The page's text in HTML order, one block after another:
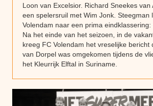
Loon van Excelsior. Richard Sneekes van
een spelersruil met Wim Jonk. Steegman
Volendam naar een prima eindklassering:
Na het einde van het seizoen, in de
kreeg FC Volendam het vreselijke bericht
van Dorpel was omgekomen tijdens de
het Kleurrijk Elftal in Suriname.